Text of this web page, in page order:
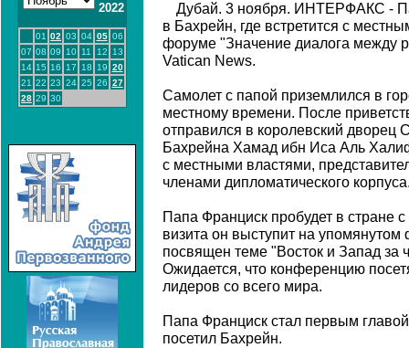
2022
01 02 03 04 05 06
07 08 09 10 11 12
13
14 15 16 17 18 19 20
21 22 23 24 25 26 27
28 29 30
Дубай. 3 ноября. ИНТЕРФАКС -
в Бахрейн, где встретится с
форуме "Значение диалога между
Vatican News.
Самолет с папой приземлился в
местному времени. После
отправился в королевский дворец
Бахрейна Хамад ибн Иса Аль
с местными властями,
членами дипломатического
Папа Франциск пробудет в стране
визита он выступит на упомянутом
посвящен теме "Восток и Запад за
Ожидается, что конференцию
лидеров со всего мира.
Папа Франциск стал первым
посетил Бахрейн.